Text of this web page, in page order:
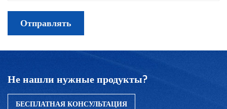
Не нашли нужные продукты?
БЕСПЛАТНАЯ КОНСУЛЬТАЦИЯ